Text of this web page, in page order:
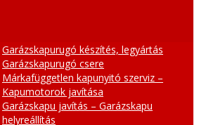
Garázskapurugó készítés, legyártás
Garázskapurugó csere
Márkafüggetlen kapunyitó szerviz –
Kapumotorok javítása
Garázskapu javítás – Garázskapu
helyreállítás